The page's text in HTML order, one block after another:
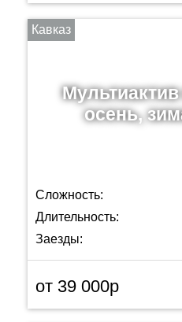
Кавказ
осень,
Сложность:
Длительность:
Заезды:
от 39 000p